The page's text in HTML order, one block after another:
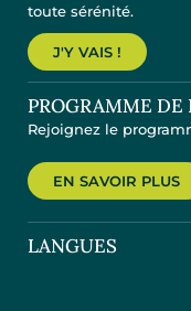
toute sérénité.
J'Y VAIS !
PROGRAMME DE
Rejoignez le
EN SAVOIR PLUS
LANGUES